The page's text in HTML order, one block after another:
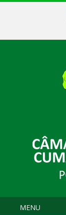
MENU